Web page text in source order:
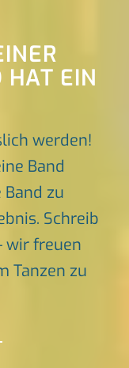
HAT EIN
werden!
Band
zu
Schreib
wir freuen
Tanzen zu